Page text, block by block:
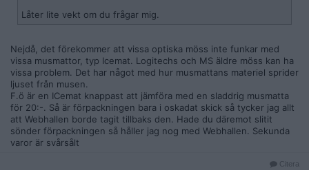
Låter lite vekt om du frågar mig.
Nejdå, det förekommer att vissa optiska möss inte funkar med
vissa musmattor, typ Icemat. Logitechs och MS äldre möss kan ha
vissa problem. Det har något med hur musmattans materiel sprider
ljuset från musen.
F.ö är en ICemat knappast att jämföra med en sladdrig musmatta
för 20:-. Så är förpackningen bara i oskadat skick så tycker jag allt
att Webhallen borde tagit tillbaks den. Hade du däremot slitit
sönder förpackningen så håller jag nog med Webhallen. Sekunda
varor är svårsålt
Citera